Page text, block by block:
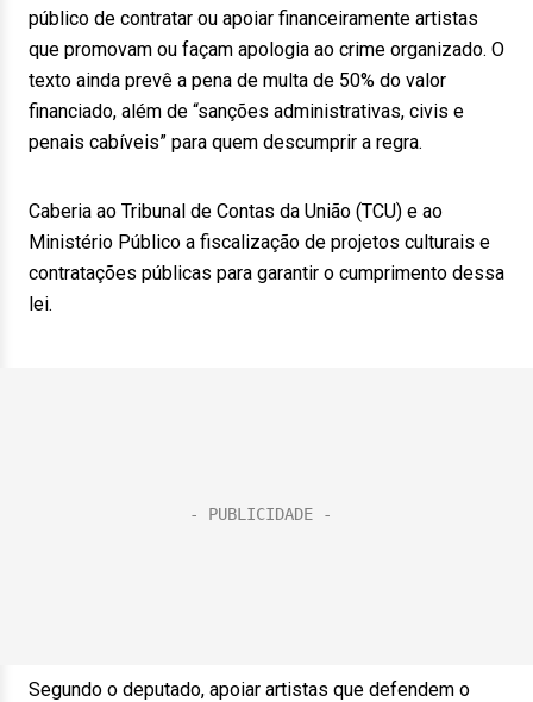
público de contratar ou apoiar financeiramente artistas
que promovam ou façam apologia ao crime organizado. O
texto ainda prevê a pena de multa de 50% do valor
financiado, além de “sanções administrativas, civis e
penais cabíveis” para quem descumprir a regra.
Caberia ao Tribunal de Contas da União (TCU) e ao
Ministério Público a fiscalização de projetos culturais e
contratações públicas para garantir o cumprimento dessa
lei.
Segundo o deputado, apoiar artistas que defendem o